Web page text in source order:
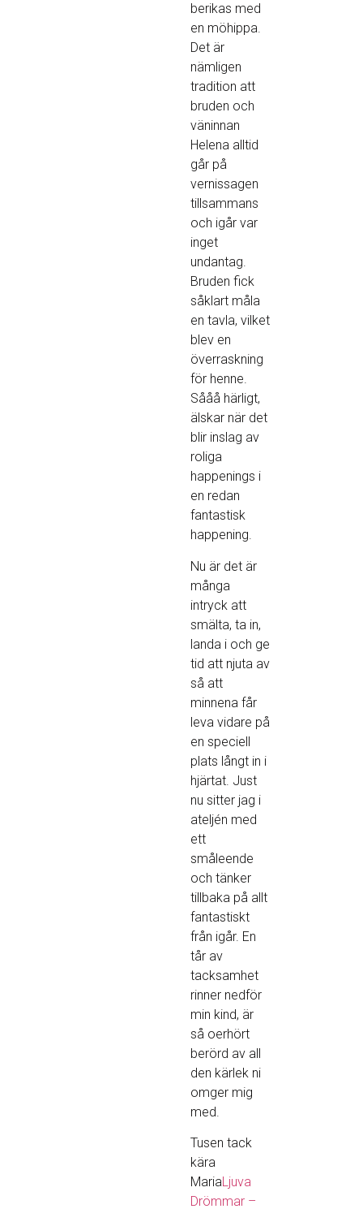
berikas med
en möhippa.
Det är
nämligen
tradition att
bruden och
väninnan
Helena alltid
går på
vernissagen
tillsammans
och igår var
inget
undantag.
Bruden fick
såklart måla
en tavla, vilket
blev en
överraskning
för henne.
Sååå härligt,
älskar när det
blir inslag av
roliga
happenings i
en redan
fantastisk
happening.
Nu är det är
många
intryck att
smälta, ta in,
landa i och ge
tid att njuta av
så att
minnena får
leva vidare på
en speciell
plats långt in i
hjärtat. Just
nu sitter jag i
ateljén med
ett
småleende
och tänker
tillbaka på allt
fantastiskt
från igår. En
tår av
tacksamhet
rinner nedför
min kind, är
så oerhört
berörd av all
den kärlek ni
omger mig
med.
Tusen tack
kära
MariaLjuva
Drömmar –